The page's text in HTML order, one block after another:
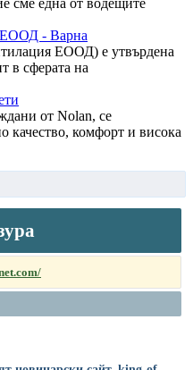
- Варна
ЕООД) е утвърдена
в сферата на
от Nolan, се
качество, комфорт и висока